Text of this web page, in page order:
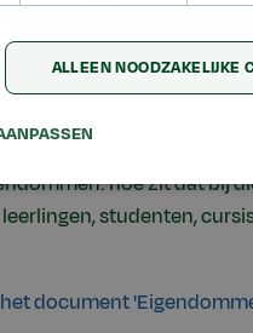
stage?' gaat in op
hoe zit dat bij
studenten,
document
ALLEEN NOODZAKELIJKE